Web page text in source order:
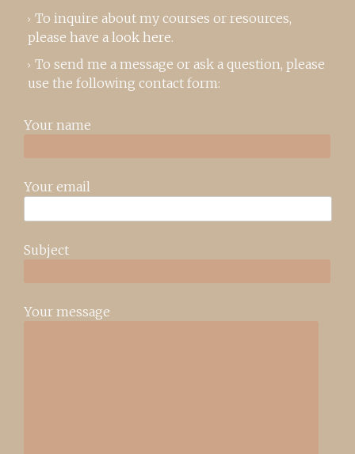
To inquire about my courses or resources,
please have a look here.
To send me a message or ask a question, please
use the following contact form:
Your name
Your email
Subject
Your message